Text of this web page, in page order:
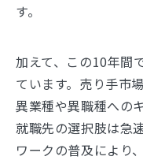
す。
加えて、この10年間
ています。売り手市
異業種や異職種への
就職先の選択肢は急
ワークの普及により